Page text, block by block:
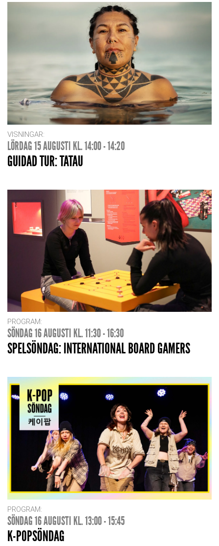
VISNINGAR:
LÖRDAG 15 AUGUSTI KL. 14:00 - 14:20
GUIDAD TUR: TATAU
PROGRAM:
SÖNDAG 16 AUGUSTI KL. 11:30 - 16:30
SPELSÖNDAG: INTERNATIONAL BOARD GAMERS
PROGRAM:
SÖNDAG 16 AUGUSTI KL. 13:00 - 15:45
K-POPSÖNDAG